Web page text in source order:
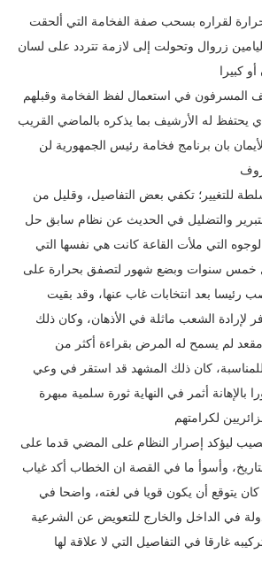
لقراره بسحب صفة الفخامة التي ألحقت
زروال وتحولت إلى لازمة تتردد على لسان
المسرفون في استعمال لفظ الفخامة وقبلهم
يحتفظ له الأرشيف بما يذكره بالماضي القريب
بان برنامج فخامة رئيس الجمهورية لن
للتغيير؛ تكفي بعض التفاصيل، وقليل من
التبرير والتضليل في الحديث عن نظام سابق حل
التي ملأت القاعة كانت هي نفسها التي
خمس سنوات وبضع شهور لتصفق بحرارة على
رئيسا بعد انتخابات غاب عنها، وقد بقيت
لإرادة الشعب ماثلة في الأذهان، وكان ذلك
لم يسمح له المرض بقراءة أكثر من
كان ذلك المشهد قد استقر في وعي
بالإهانة أثمر في النهاية ثورة سلمية مبهرة
ليؤكد إصرار النظام على المضي قدما على
وأسوأ ما في القصة ان الخطاب أكد غياب
كان يتوقع أن يكون قويا في لغته، واضحا في
في الداخل والخارج للتعويض عن الشرعية
غارقا في التفاصيل التي لا علاقة لها